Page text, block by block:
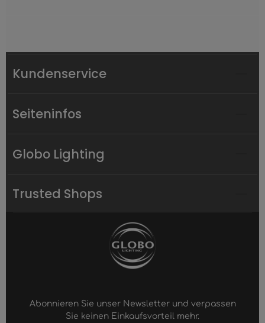
Kundenservice
Seiteninfos
Globo Lighting
Trusted Shops
Abonnieren Sie unser Newsletter und verpassen
Sie keinen Einkaufsvorteil mehr.